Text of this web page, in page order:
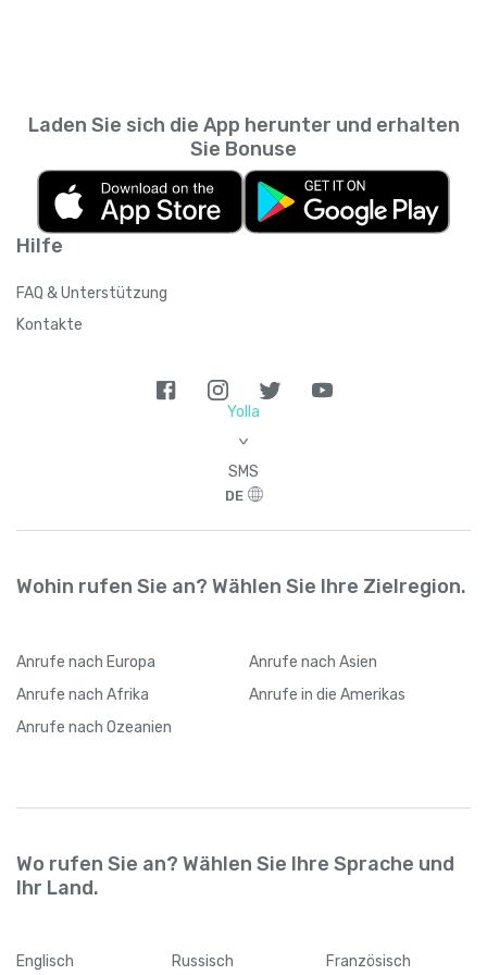
Hilfe
FAQ & Unterstützung
Kontakte
Laden Sie sich die App herunter und erhalten
Sie Bonuse
Yolla
>
SMS
DE
Wohin rufen Sie an? Wählen Sie Ihre Zielregion.
Anrufe nach Europa Anrufe nach Asien
Anrufe nach Afrika Anrufe in die Amerikas
Anrufe nach Ozeanien
Wo rufen Sie an? Wählen Sie Ihre Sprache und
Ihr Land.
Englisch Russisch Französisch